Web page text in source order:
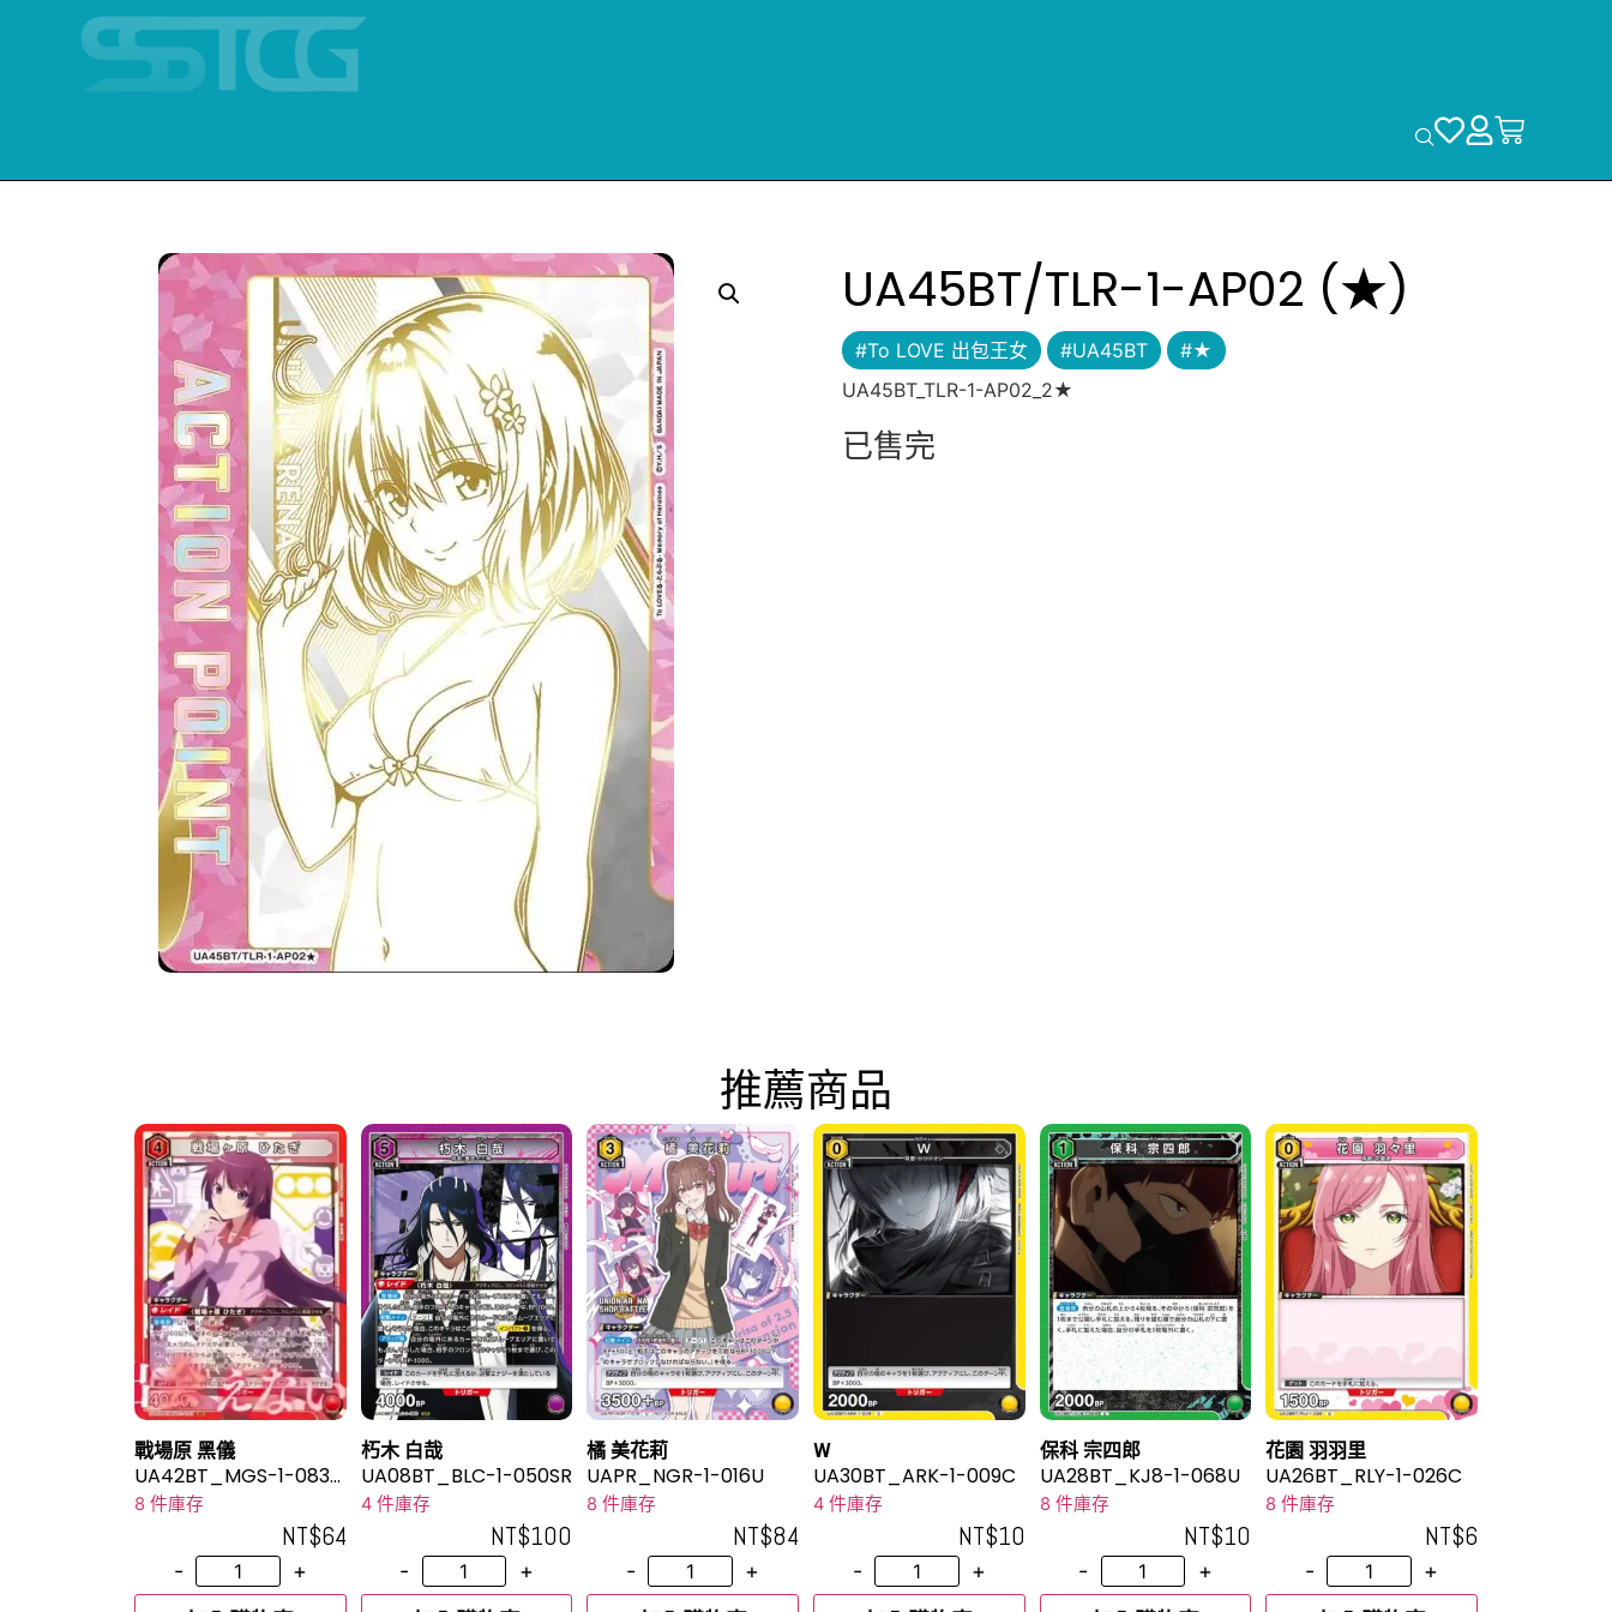
UA45BT/TLR-1-AP02 (★)
#To LOVE 出包王女 #UA45BT
#★
UA45BT_TLR-1-AP02_2★
已售完
推薦商品
戰場原 黑儀
UA42BT_MGS-1-083S
R
8 件庫存
NT$64
-
+
朽木 白哉
UA08BT_BLC-1-050SR
4 件庫存
NT$100
-
+
橘 美花莉
UAPR_NGR-1-016U
8 件庫存
NT$84
-
+
W
UA30BT_ARK-1-009C
4 件庫存
NT$10
-
+
保科 宗四郎
UA28BT_KJ8-1-068U
8 件庫存
NT$10
-
+
花園 羽羽里
UA26BT_RLY-1-026C
8 件庫存
NT$6
-
+